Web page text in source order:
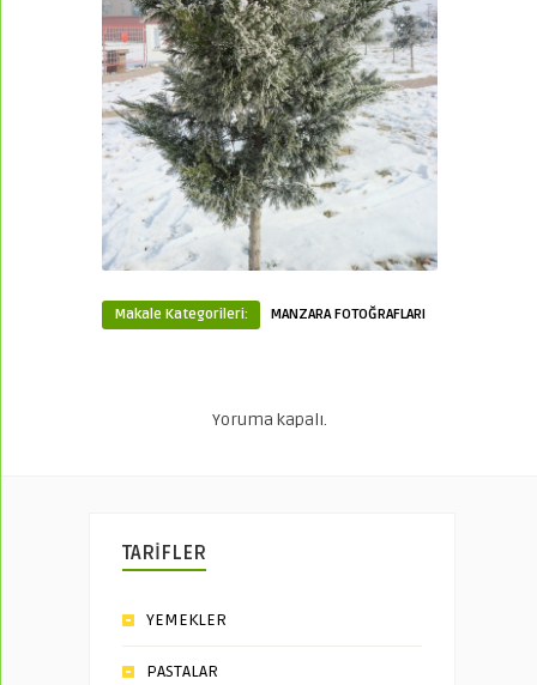
Makale Kategorileri: MANZARA FOTOĞRAFLARI
Yoruma kapalı.
TARİFLER
YEMEKLER
PASTALAR